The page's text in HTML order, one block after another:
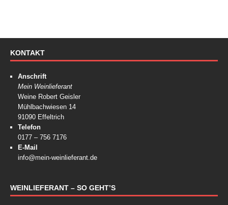
KONTAKT
Anschrift
Mein Weinlieferant
Weine Robert Geisler
Mühlbachwiesen 14
91090 Effeltrich
Telefon
0177 – 756 7176
E-Mail
info@mein-weinlieferant.de
WEINLIEFERANT – SO GEHT’S